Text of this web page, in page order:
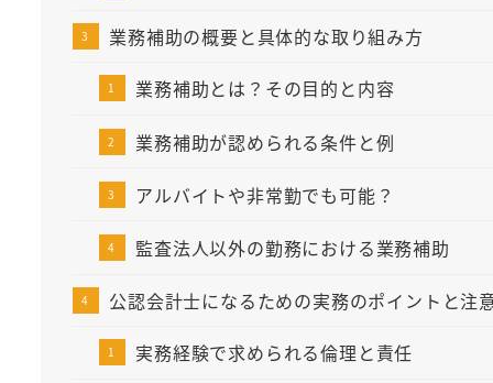
業務補助の概要と具体的な取り組み方
業務補助とは？その目的と内容
業務補助が認められる条件と例
アルバイトや非常勤でも可能？
監査法人以外の勤務における業務補助
公認会計士になるための実務のポイントと注
実務経験で求められる倫理と責任